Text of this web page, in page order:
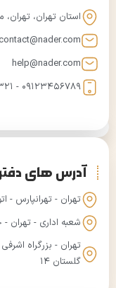
استان تهران، تهران،
help@nader.com
09123456789 - 0987654321
آدرس های
تهران - تهرانپارس -
شعبه اداری - تهران
تهران - بزرگراه
گلستان ۱۴